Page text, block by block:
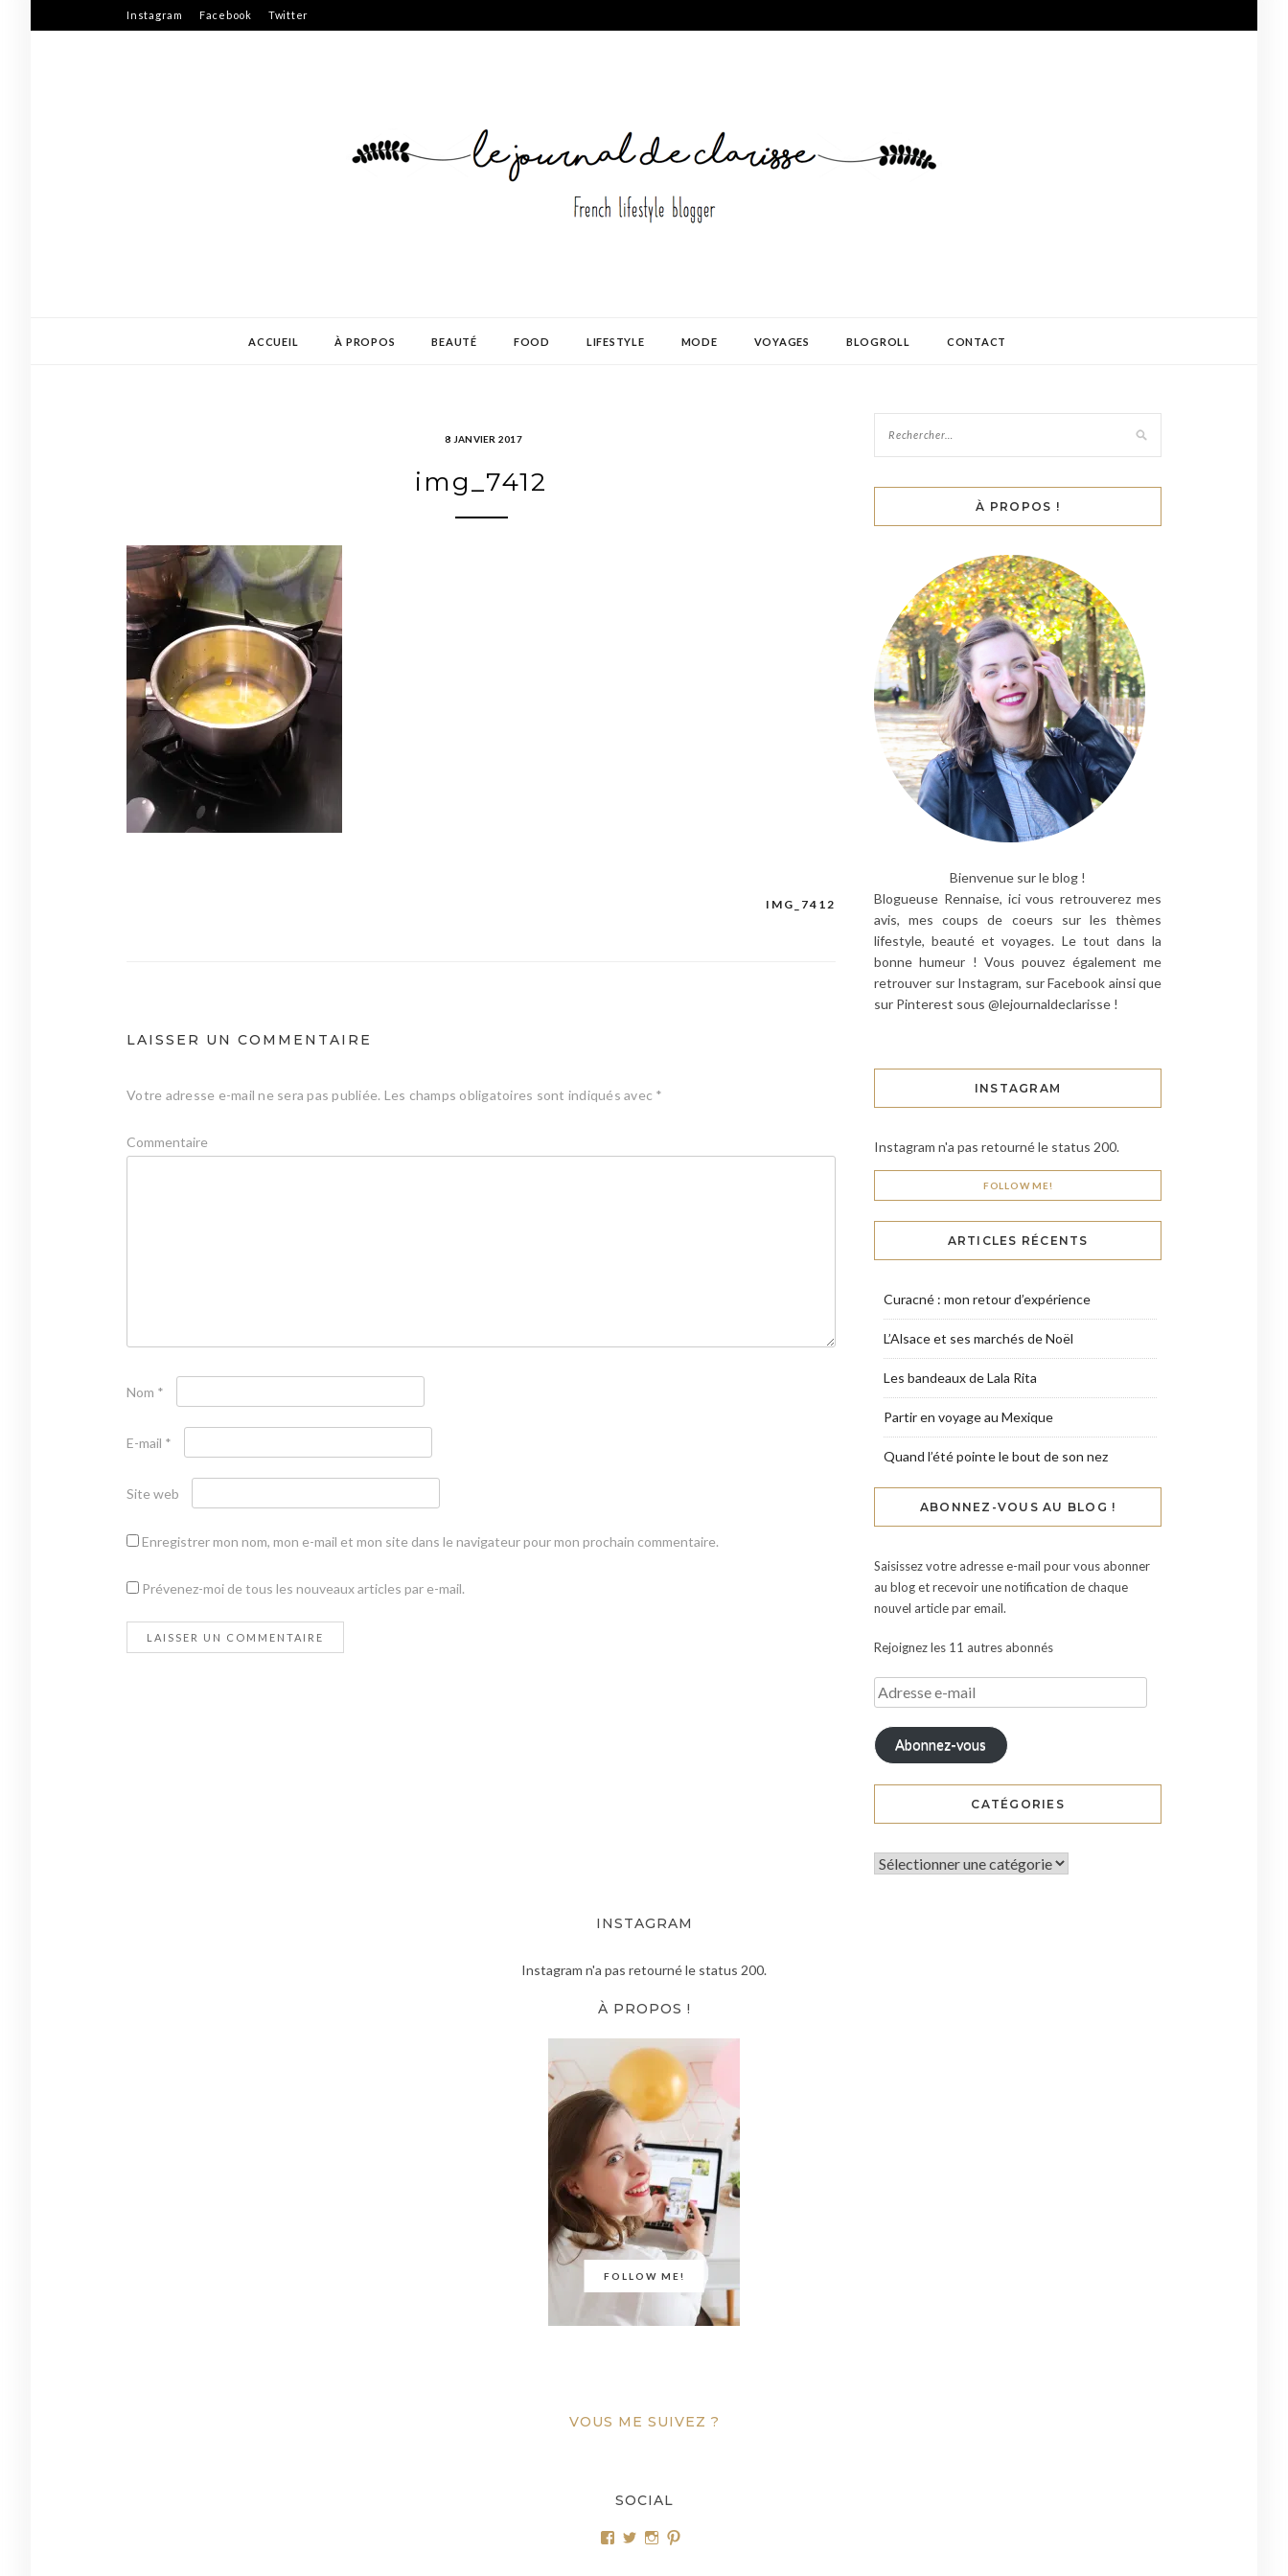
to
Instagram Facebook Twitter
ACCUEIL À PROPOS BEAUTÉ FOOD LIFESTYLE MODE VOYAGES BLOGROLL CONTACT
8 JANVIER 2017
img_7412
IMG_7412
LAISSER UN COMMENTAIRE
Votre adresse e-mail ne sera pas publiée. Les champs obligatoires sont indiqués avec *
Commentaire
Nom *
E-mail *
Site web
Enregistrer mon nom, mon e-mail et mon site dans le navigateur pour mon prochain commentaire.
Prévenez-moi de tous les nouveaux articles par e-mail.
À PROPOS !
Bienvenue sur le blog !
Blogueuse Rennaise, ici vous retrouverez mes
avis, mes coups de coeurs sur les thèmes
lifestyle, beauté et voyages. Le tout dans la
bonne humeur ! Vous pouvez également me
retrouver sur Instagram, sur Facebook ainsi que
sur Pinterest sous @lejournaldeclarisse !
INSTAGRAM
Instagram n'a pas retourné le status 200.
FOLLOW ME!
ARTICLES RÉCENTS
Curacné : mon retour d’expérience
L’Alsace et ses marchés de Noël
Les bandeaux de Lala Rita
Partir en voyage au Mexique
Quand l’été pointe le bout de son nez
ABONNEZ-VOUS AU BLOG !
Saisissez votre adresse e-mail pour vous abonner
au blog et recevoir une notification de chaque
nouvel article par email.
Rejoignez les 11 autres abonnés
Abonnez-vous
CATÉGORIES
INSTAGRAM
Instagram n'a pas retourné le status 200.
FOLLOW ME!
À PROPOS !
VOUS ME SUIVEZ ?
SOCIAL
Voir Voir Voir